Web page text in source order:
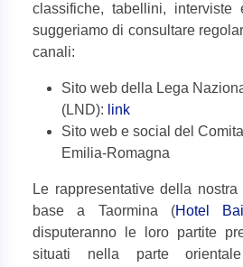
classifiche, tabellini,
suggeriamo di consultare
canali:
Sito web della Lega
(LND): link
Sito web e social del
Emilia-Romagna
Le rappresentative della
base a Taormina (Hotel
disputeranno le loro partite
situati nella parte